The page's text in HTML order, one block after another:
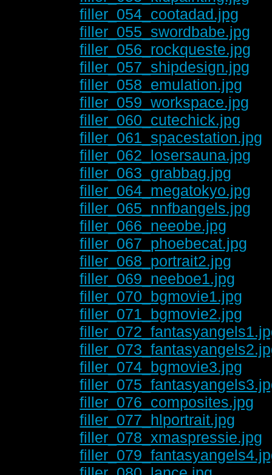
filler_054_cootadad.jpg
filler_055_swordbabe.jpg
filler_056_rockqueste.jpg
filler_057_shipdesign.jpg
filler_058_emulation.jpg
filler_059_workspace.jpg
filler_060_cutechick.jpg
filler_061_spacestation.jpg
filler_062_losersauna.jpg
filler_063_grabbag.jpg
filler_064_megatokyo.jpg
filler_065_nnfbangels.jpg
filler_066_neeobe.jpg
filler_067_phoebecat.jpg
filler_068_portrait2.jpg
filler_069_neeboe1.jpg
filler_070_bgmovie1.jpg
filler_071_bgmovie2.jpg
filler_074_bgmovie3.jpg
filler_076_composites.jpg
filler_077_hlportrait.jpg
filler_078_xmaspressie.jpg